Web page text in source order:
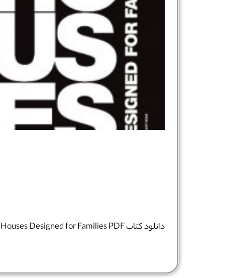
دانلود کتاب Houses Designed for Families PDF